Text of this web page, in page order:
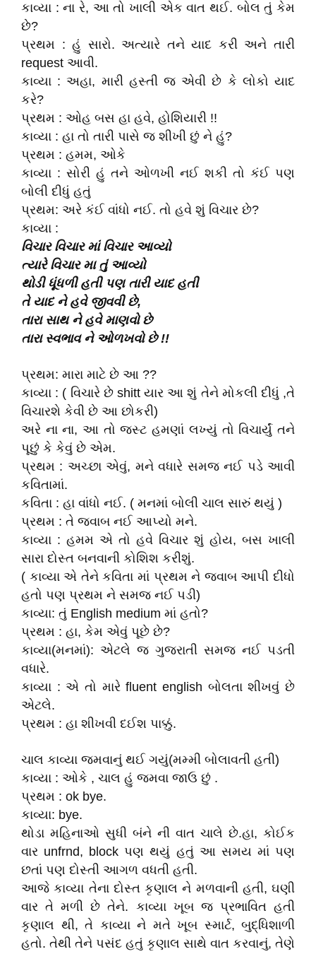
કાવ્યા : ના રે, આ તો ખાલી એક વાત થઈ. બોલ તું કેમ
છે?
પ્રથમ : હું સારો. અત્યારે તને યાદ કરી અને તારી
request આવી.
કાવ્યા : અહા, મારી હસ્તી જ એવી છે કે લોકો યાદ
કરે?
પ્રથમ : ઓહ બસ હા હવે, હોશિયારી !!
કાવ્યા : હા તો તારી પાસે જ શીખી છું ને હું?
પ્રથમ : હમમ, ઓકે
કાવ્યા : સોરી હું તને ઓળખી નઈ શકી તો કંઈ પણ
બોલી દીધું હતું
પ્રથમ: અરે કંઈ વાંધો નઈ. તો હવે શું વિચાર છે?
કાવ્યા :
વિચાર વિચારમાં વિચારઆવ્યો
ત્યારે વિચારમા તું આવ્યો
થોડી ધૂંધળી હતી પણતારી યાદહતી
તે યાદને હવે જીવવી છે,
તારા સાથને હવે માણવો છે
તારા સ્વભાવને ઓળખવો છે !!
પ્રથમ: મારા માટે છે આ ??
કાવ્યા : ( વિચારે છે shitt યાર આ શું તેને મોકલી દીધું ,તે
વિચારશે કેવી છે આ છોકરી)
અરે ના ના, આ તો જસ્ટ હમણાં લખ્યું તો વિચાર્યું તને
પૂછું કે કેવું છે એમ.
પ્રથમ : અચ્છા એવું, મને વધારે સમજ નઈ પડે આવી
કવિતામાં.
કવિતા : હા વાંધો નઈ. ( મનમાં બોલી ચાલ સારું થયું )
પ્રથમ : તે જવાબ નઈ આપ્યો મને.
કાવ્યા : હમમ એ તો હવે વિચાર શું હોય, બસ ખાલી
સારા દોસ્ત બનવાની કોશિશ કરીશું.
( કાવ્યા એ તેને કવિતા માં પ્રથમ ને જવાબ આપી દીધો
હતો પણ પ્રથમ ને સમજ નઈ પડી)
કાવ્યા: તું English medium માં હતો?
પ્રથમ : હા, કેમ એવું પૂછે છે?
કાવ્યા(મનમાં): એટલે જ ગુજરાતી સમજ નઈ પડતી
વધારે.
કાવ્યા : એ તો મારે fluent english બોલતા શીખવું છે
એટલે.
પ્રથમ : હા શીખવી દઈશ પાક્કું.
ચાલ કાવ્યા જમવાનું થઈ ગયું(મમ્મી બોલાવતી હતી)
કાવ્યા : ઓકે , ચાલ હું જમવા જાઉ છું .
પ્રથમ : ok bye.
કાવ્યા: bye.
થોડા મહિનાઓ સુધી બંને ની વાત ચાલે છે.હા, કોઈક
વાર unfrnd, block પણ થયું હતું આ સમય માં પણ
છતાં પણ દોસ્તી આગળ વધતી હતી.
આજે કાવ્યા તેના દોસ્ત કૃણાલ ને મળવાની હતી, ઘણી
વાર તે મળી છે તેને. કાવ્યા ખૂબ જ પ્રભાવિત હતી
કૃણાલ થી, તે કાવ્યા ને મતે ખૂબ સ્માર્ટ, બુદ્ધિશાળી
હતો. તેથી તેને પસંદ હતું કૃણાલ સાથે વાત કરવાનું, તેણે